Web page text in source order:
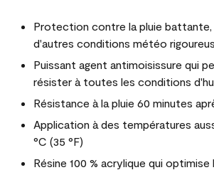
Protection contre la pluie battante,
d'autres conditions météo
Puissant agent antimoisissure qui
résister à toutes les conditions
Résistance à la pluie 60 minutes
Application à des températures
°C (35 °F)
Résine 100 % acrylique qui